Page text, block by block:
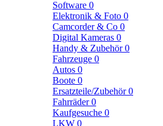
Software 0
Elektronik & Foto 0
Camcorder & Co 0
Digital Kameras 0
Handy & Zubehör0
Fahrzeuge 0
Autos 0
Boote 0
Ersatzteile/Zubehör0
Fahrräder0
Kaufgesuche 0
LKW 0